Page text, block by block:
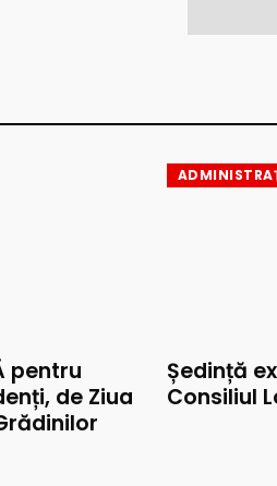
pentru
de Ziua
Ședință
Consiliul